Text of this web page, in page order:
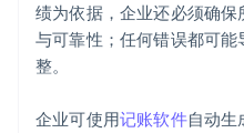
绩为依据，企业还必须确
与可靠性；任何错误都可
整。
企业可使用记账软件自动生